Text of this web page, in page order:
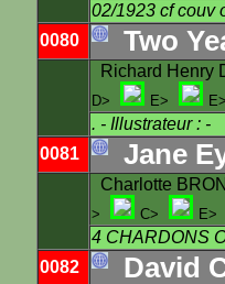
02/1923 cf couv
0080
Two
Richard Henry
D> E> E>
. - Illustrateur : -
0081
Jane
Charlotte
> C> E>
4 CHARDONS
0082
David